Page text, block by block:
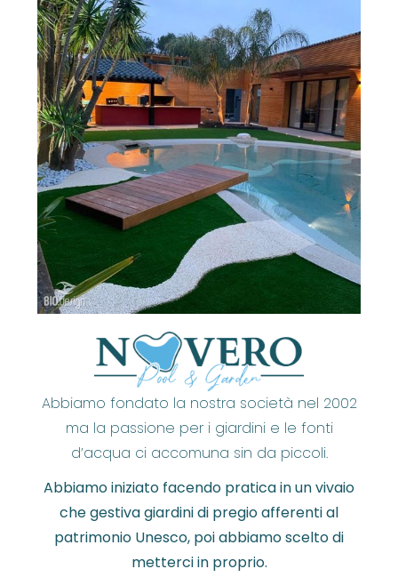
Abbiamo fondato la nostra società nel 2002
ma la passione per i giardini e le fonti
d’acqua ci accomuna sin da piccoli.
Abbiamo iniziato facendo pratica in un vivaio
che gestiva giardini di pregio afferenti al
patrimonio Unesco, poi abbiamo scelto di
metterci in proprio.